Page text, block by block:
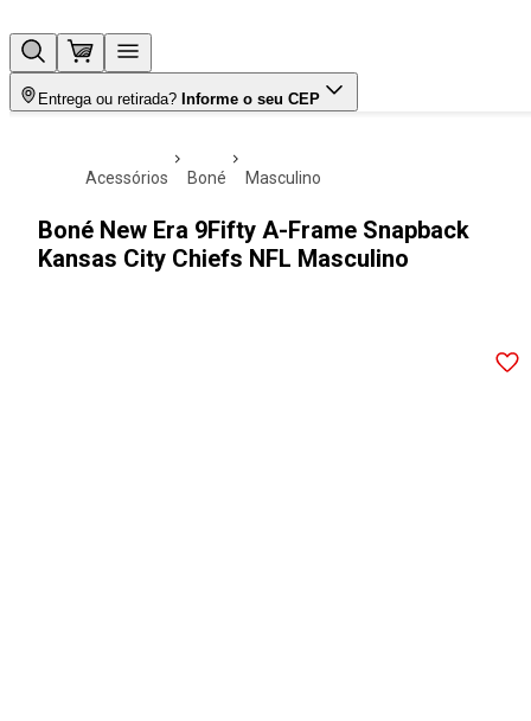
Entrega ou retirada? Informe o seu CEP
acessórios boné masculino
Boné New Era 9Fifty A-Frame Snapback
Kansas City Chiefs NFL Masculino